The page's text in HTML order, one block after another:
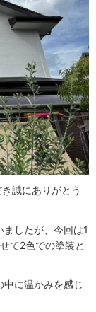
誠にありがとう
したが、今回は1
て2色での塗装と
に温かみを感じ